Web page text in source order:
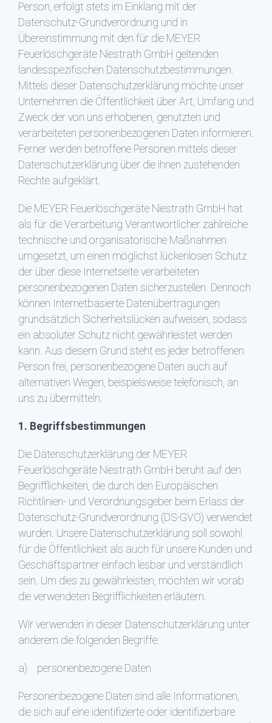
Person, erfolgt stets im Einklang mit der
Datenschutz-Grundverordnung und in
Übereinstimmung mit den für die MEYER
Feuerlöschgeräte Niestrath GmbH geltenden
landesspezifischen Datenschutzbestimmungen.
Mittels dieser Datenschutzerklärung möchte unser
Unternehmen die Öffentlichkeit über Art, Umfang und
Zweck der von uns erhobenen, genutzten und
verarbeiteten personenbezogenen Daten informieren.
Ferner werden betroffene Personen mittels dieser
Datenschutzerklärung über die ihnen zustehenden
Rechte aufgeklärt.
Die MEYER Feuerlöschgeräte Niestrath GmbH hat
als für die Verarbeitung Verantwortlicher zahlreiche
technische und organisatorische Maßnahmen
umgesetzt, um einen möglichst lückenlosen Schutz
der über diese Internetseite verarbeiteten
personenbezogenen Daten sicherzustellen. Dennoch
können Internetbasierte Datenübertragungen
grundsätzlich Sicherheitslücken aufweisen, sodass
ein absoluter Schutz nicht gewährleistet werden
kann. Aus diesem Grund steht es jeder betroffenen
Person frei, personenbezogene Daten auch auf
alternativen Wegen, beispielsweise telefonisch, an
uns zu übermitteln.
1. Begriffsbestimmungen
Die Datenschutzerklärung der MEYER
Feuerlöschgeräte Niestrath GmbH beruht auf den
Begrifflichkeiten, die durch den Europäischen
Richtlinien- und Verordnungsgeber beim Erlass der
Datenschutz-Grundverordnung (DS-GVO) verwendet
wurden. Unsere Datenschutzerklärung soll sowohl
für die Öffentlichkeit als auch für unsere Kunden und
Geschäftspartner einfach lesbar und verständlich
sein. Um dies zu gewährleisten, möchten wir vorab
die verwendeten Begrifflichkeiten erläutern.
Wir verwenden in dieser Datenschutzerklärung unter
anderem die folgenden Begriffe:
a) personenbezogene Daten
Personenbezogene Daten sind alle Informationen,
die sich auf eine identifizierte oder identifizierbare